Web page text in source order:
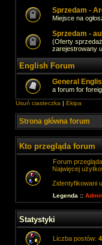
Sprzedam -
Miejsce na
Sprzedam -
(Oferty
zarejestrowany
English Forum
General
a forum for
Usuń ciasteczka | Ekipa
Strona główna forum
Kto przegląda forum
Forum przegląda
Najwięcej
Zidentyfikowani
Legenda ::
Statystyki
Liczba postów: